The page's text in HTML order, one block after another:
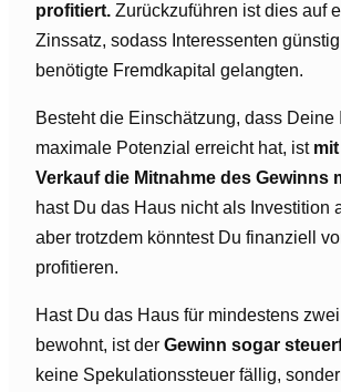
profitiert. Zurückzuführen ist dies auf
Zinssatz, sodass Interessenten
benötigte Fremdkapital gelangten.
Besteht die Einschätzung, dass Deine
maximale Potenzial erreicht hat, ist
Verkauf die Mitnahme des Gewinns
hast Du das Haus nicht als Investition
aber trotzdem könntest Du finanziell
profitieren.
Hast Du das Haus für mindestens
bewohnt, ist der Gewinn sogar
keine Spekulationssteuer fällig,